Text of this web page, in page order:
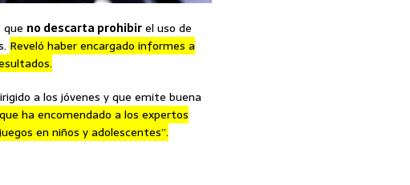
que no descarta prohibirel uso de
Reveló haber encargado informes a
a los jóvenes y que emite buena
ha encomendado a los expertos
en niños y adolescentes”.